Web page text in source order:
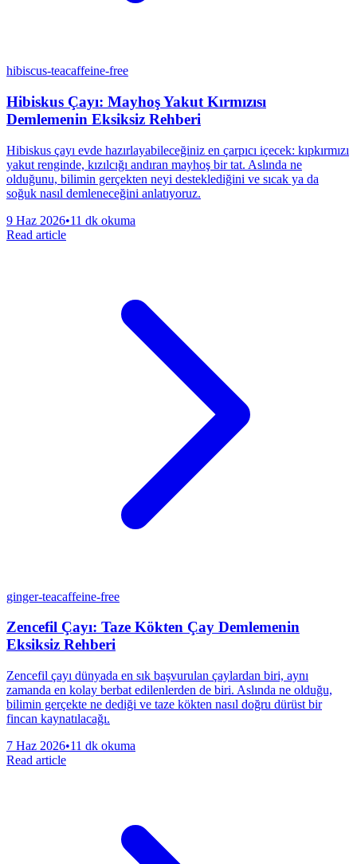
hibiscus-teacaffeine-free
Hibiskus Çayı: Mayhoş Yakut Kırmızısı
Demlemenin Eksiksiz Rehberi
Hibiskus çayı evde hazırlayabileceğiniz en çarpıcı içecek: kıpkırmızı
yakut renginde, kızılcığı andıran mayhoş bir tat. Aslında ne
olduğunu, bilimin gerçekten neyi desteklediğini ve sıcak ya da
soğuk nasıl demleneceğini anlatıyoruz.
9 Haz 2026•11 dk okuma
Read article
ginger-teacaffeine-free
Zencefil Çayı: Taze Kökten Çay Demlemenin
Eksiksiz Rehberi
Zencefil çayı dünyada en sık başvurulan çaylardan biri, aynı
zamanda en kolay berbat edilenlerden de biri. Aslında ne olduğu,
bilimin gerçekte ne dediği ve taze kökten nasıl doğru dürüst bir
fincan kaynatılacağı.
7 Haz 2026•11 dk okuma
Read article